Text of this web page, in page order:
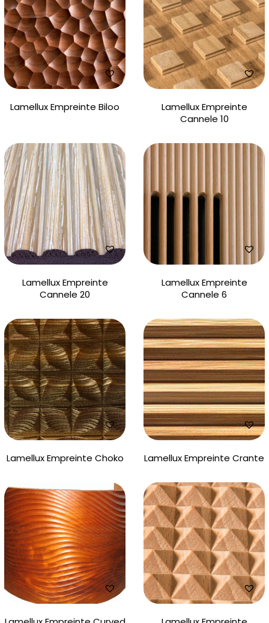
Lamellux Empreinte Biloo
Lamellux Empreinte
Cannele 10
Lamellux Empreinte
Cannele 20
Lamellux Empreinte
Cannele 6
Lamellux Empreinte Choko Lamellux Empreinte Crante